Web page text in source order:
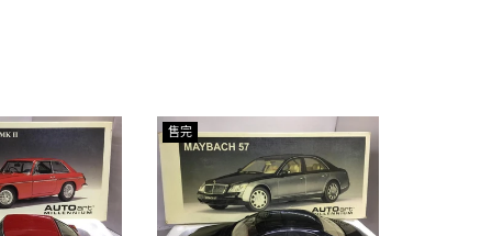
售完